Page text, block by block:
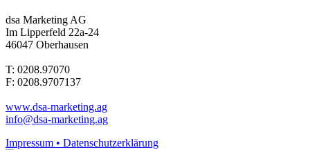
dsa Marketing AG
Im Lipperfeld 22a-24
46047 Oberhausen
T: 0208.97070
F: 0208.9707137
www.dsa-marketing.ag
info@dsa-marketing.ag
Impressum • Datenschutzerklärung